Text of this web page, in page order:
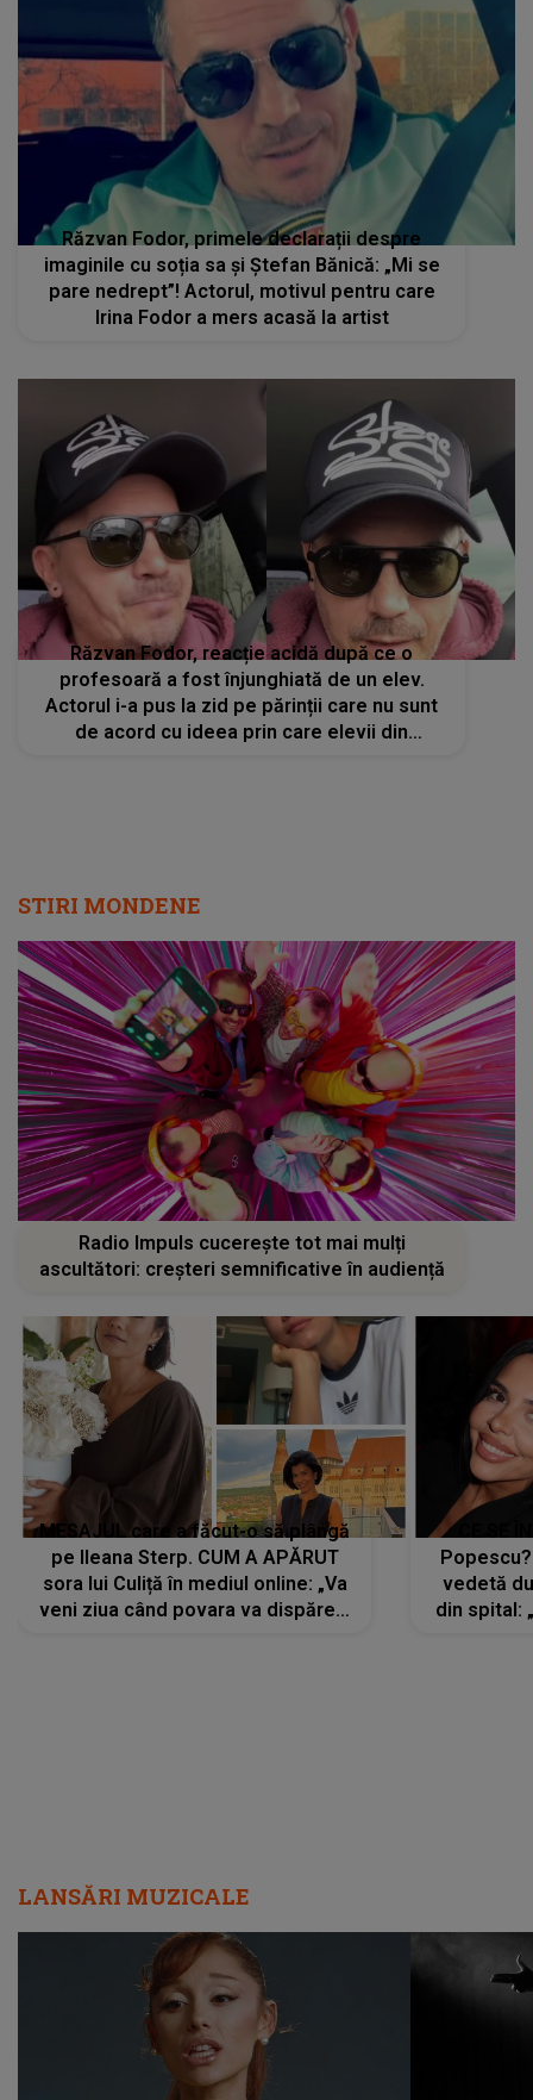
Răzvan Fodor, primele declarații despre
imaginile cu soția sa și Ștefan Bănică: „Mi se
pare nedrept”! Actorul, motivul pentru care
Irina Fodor a mers acasă la artist
Răzvan Fodor, reacție acidă după ce o
profesoară a fost înjunghiată de un elev.
Actorul i-a pus la zid pe părinții care nu sunt
de acord cu ideea prin care elevii din
STIRI MONDENE
Radio Impuls cucerește tot mai mulți
ascultători: creșteri semnificative în audiență
MESAJUL care a făcut-o să plângă
pe Ileana Sterp. CUM A APĂRUT
sora lui Culiță în mediul online: „Va
veni ziua când povara va dispărea,
vedetă
din spital:
LANSĂRI MUZICALE